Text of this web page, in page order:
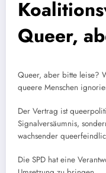
Queer,
Queer, aber bitte leise?
queere Menschen
Der Vertrag ist
Signalversäumnis,
wachsender
Die SPD hat eine